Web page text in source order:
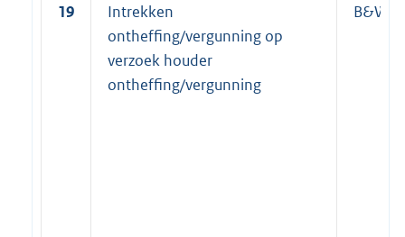
19
Intrekken
ontheffing/vergunning op
verzoek houder
ontheffing/vergunning
B&W